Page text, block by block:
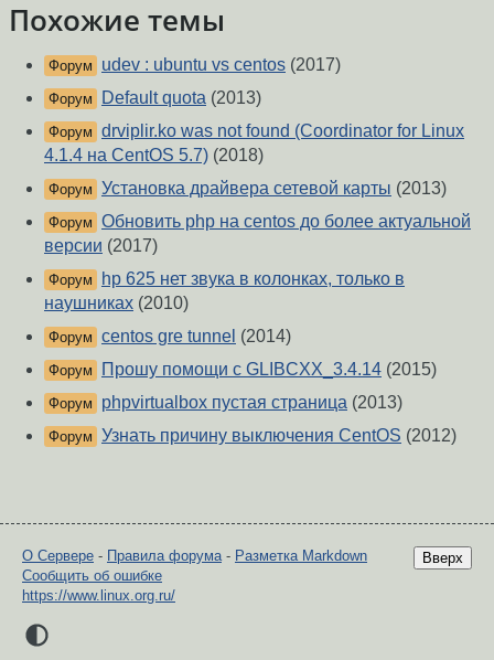
Похожие темы
Форум udev : ubuntu vs centos (2017)
Форум Default quota (2013)
Форум drviplir.ko was not found (Coordinator for Linux
4.1.4 на CentOS 5.7) (2018)
Форум Установка драйвера сетевой карты (2013)
Форум Обновить php на centos до более актуальной
версии (2017)
Форум
hp 625 нет звука в колонках, только в
наушниках (2010)
Форум centos gre tunnel (2014)
Форум Прошу помощи с GLIBCXX_3.4.14 (2015)
Форум phpvirtualbox пустая страница (2013)
Форум Узнать причину выключения CentOS (2012)
Вверх
О Сервере - Правила форума- Разметка Markdown
Сообщить об ошибке
https://www.linux.org.ru/